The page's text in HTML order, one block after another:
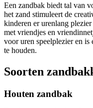
Een zandbak biedt tal van
het zand stimuleert de
kinderen er urenlang
met vriendjes en
voor uren speelplezier en
te houden.
Soorten
Houten zandbak